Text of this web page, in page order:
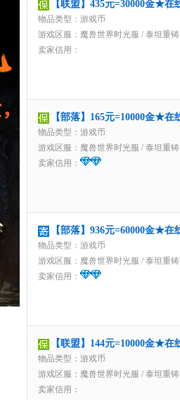
【联盟】435元=30000金★
物品类型：游戏币
游戏区服： 魔兽世界时光服 / 泰坦重铸
卖家信用：
【部落】165元=10000金★
物品类型：游戏币
游戏区服： 魔兽世界时光服 / 泰坦重铸
卖家信用：
【部落】936元=60000金★
物品类型：游戏币
游戏区服： 魔兽世界时光服 / 泰坦重铸
卖家信用：
【联盟】144元=10000金★
物品类型：游戏币
游戏区服： 魔兽世界时光服 / 泰坦重铸
卖家信用：